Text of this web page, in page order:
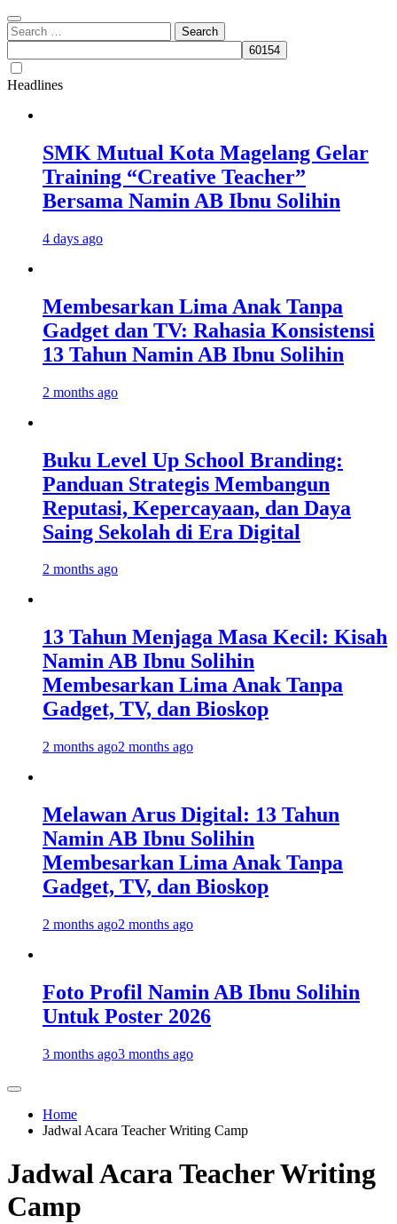
Search
for:
Headlines
SMK Mutual Kota Magelang Gelar
Training “Creative Teacher”
Bersama Namin AB Ibnu Solihin
4 days ago
Membesarkan Lima Anak Tanpa
Gadget dan TV: Rahasia Konsistensi
13 Tahun Namin AB Ibnu Solihin
2 months ago
Buku Level Up School Branding:
Panduan Strategis Membangun
Reputasi, Kepercayaan, dan Daya
Saing Sekolah di Era Digital
2 months ago
13 Tahun Menjaga Masa Kecil: Kisah
Namin AB Ibnu Solihin
Membesarkan Lima Anak Tanpa
Gadget, TV, dan Bioskop
2 months ago2 months ago
Melawan Arus Digital: 13 Tahun
Namin AB Ibnu Solihin
Membesarkan Lima Anak Tanpa
Gadget, TV, dan Bioskop
2 months ago2 months ago
Foto Profil Namin AB Ibnu Solihin
Untuk Poster 2026
3 months ago3 months ago
Home
Jadwal Acara Teacher Writing Camp
Jadwal Acara Teacher Writing
Camp